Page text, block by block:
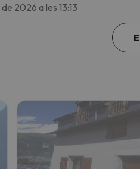
2026 a les 13:13